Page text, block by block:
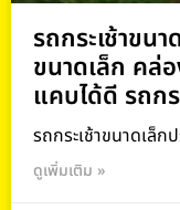
รถกระเช้าขน
ขนาดเล็ก คล่
แคบได้ดี รถก
รถกระเช้าขนาดเล็ก
ดูเพิ่มเติม »